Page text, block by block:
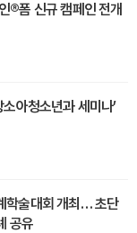
®폼 신규 캠페인 전개
아청소년과 세미나’
학술대회 개최… 초단
공유